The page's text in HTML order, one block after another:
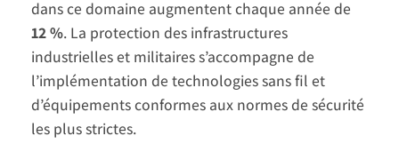
dans ce domaine augmentent chaque année de
12 %. La protection des infrastructures
industrielles et militaires s’accompagne de
l’implémentation de technologies sans fil et
d’équipements conformes aux normes de sécurité
les plus strictes.